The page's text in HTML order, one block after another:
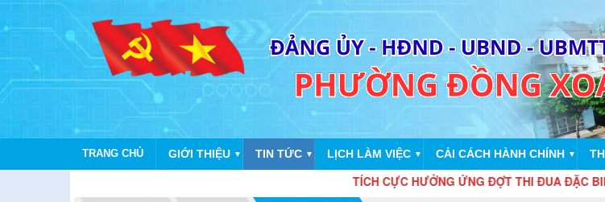
TRANG CHỦ GIỚI THIỆU ▼ TIN TỨC ▼ LỊCH LÀM VIỆC ▼ CẢI CÁCH HÀNH CHÍNH ▼
TÍCH CỰC HƯỞNG ỨNG ĐỢT THI ĐUA ĐẶC BIỆT 500